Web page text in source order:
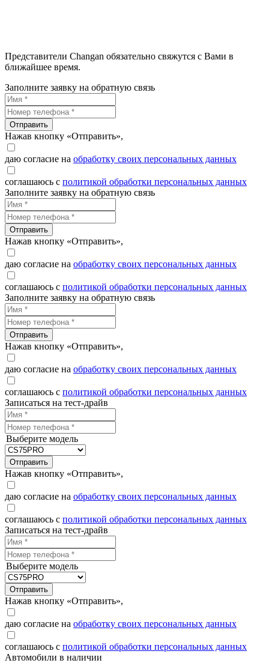
Представители Changan обязательно свяжутся с Вами в
ближайшее время.
Заполните заявку на обратную связь
Отправить
Нажав кнопку «Отправить»,
даю согласие на обработку своих персональных данных
соглашаюсь с политикой обработки персональных данных
Заполните заявку на обратную связь
Отправить
Нажав кнопку «Отправить»,
даю согласие на обработку своих персональных данных
соглашаюсь с политикой обработки персональных данных
Заполните заявку на обратную связь
Отправить
Нажав кнопку «Отправить»,
даю согласие на обработку своих персональных данных
соглашаюсь с политикой обработки персональных данных
Записаться на тест-драйв
Выберите модель
Отправить
Нажав кнопку «Отправить»,
даю согласие на обработку своих персональных данных
соглашаюсь с политикой обработки персональных данных
Записаться на тест-драйв
Выберите модель
Отправить
Нажав кнопку «Отправить»,
даю согласие на обработку своих персональных данных
соглашаюсь с политикой обработки персональных данных
Автомобили в наличии